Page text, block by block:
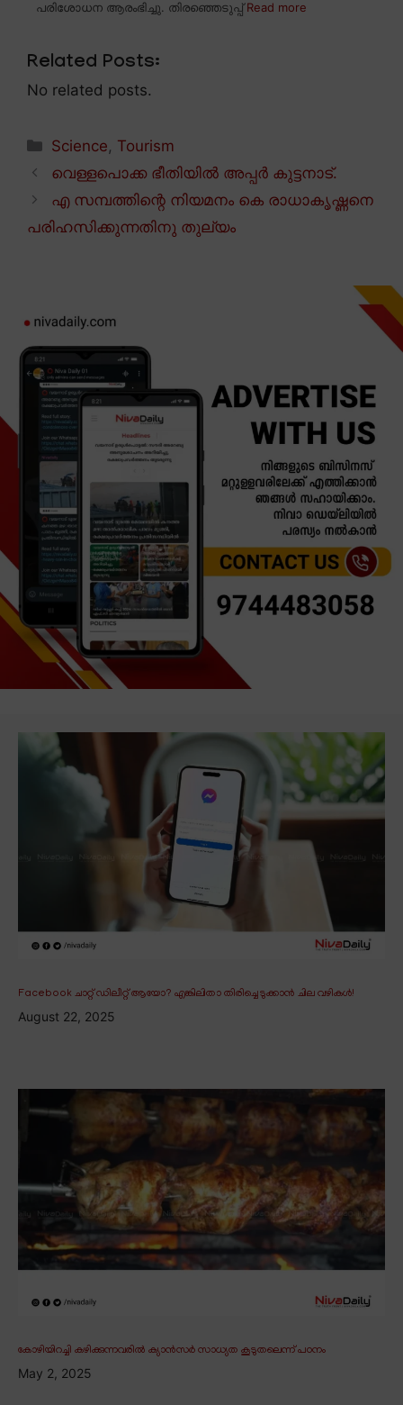
പരിശോധന ആരംഭിച്ചു. തിരഞ്ഞെടുപ്പ്Read more
Related Posts:
No related posts.
Categories
Science, Tourism
വെള്ളപൊക്ക ഭീതിയിൽ അപ്പർ കുട്ടനാട്.
എ സമ്പത്തിന്റെ നിയമനം കെ രാധാകൃഷ്ണനെ
പരിഹസിക്കുന്നതിനു തുല്യം
Facebook ചാറ്റ് ഡിലീറ്റ് ആയോ? എങ്കിലിതാ തിരിച്ചെടുക്കാൻ ചില വഴികൾ!
August 22, 2025
കോഴിയിറച്ചി കഴിക്കുന്നവരിൽ ക്യാൻസർ സാധ്യത കൂടുതലെന്ന് പഠനം
May 2, 2025